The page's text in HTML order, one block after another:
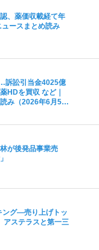
、薬価収載経て年
ースまとめ読み
訴訟引当金4025億
HDを買収 など｜
み（2026年6月5
が後発品事業売
ング―売り上げトッ
ステラスと第一三